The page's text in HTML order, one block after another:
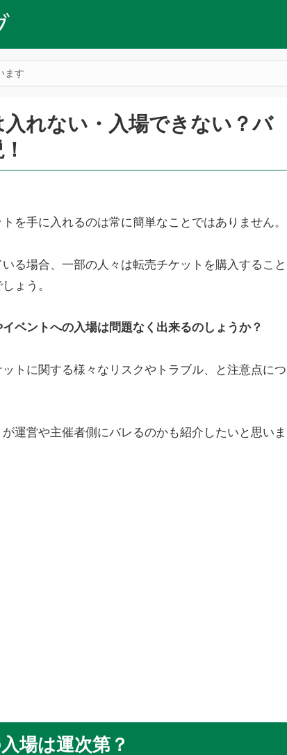
ます
れない・入場できない？バ
を手に入れるのは常に簡単なことではありません。
る場合、一部の人々は転売チケットを購入すること
ょう。
ベントへの入場は問題なく出来るのしょうか？
トに関する様々なリスクやトラブル、と注意点につ
運営や主催者側にバレるのかも紹介したいと思いま
場は運次第？